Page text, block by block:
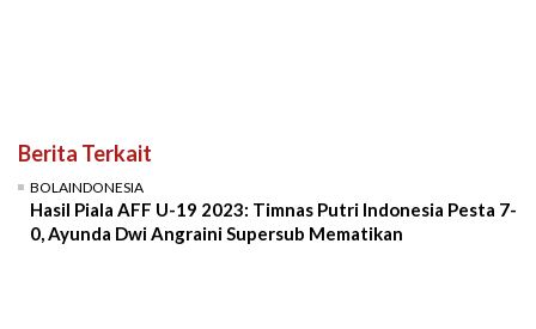
Berita Terkait
BOLAINDONESIA
Hasil Piala AFF U-19 2023: Timnas Putri Indonesia Pesta 7-
0, Ayunda Dwi Angraini Supersub Mematikan